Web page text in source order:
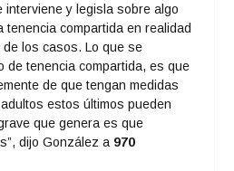
interviene y legisla sobre algo
tenencia compartida en realidad
los casos. Lo que se
de tenencia compartida, es que
de que tengan medidas
estos últimos pueden
que genera es que
dijo González a 970